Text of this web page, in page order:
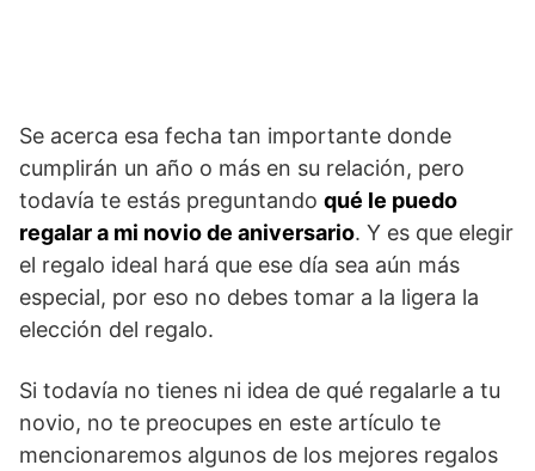
Se acerca esa fecha tan importante donde
cumplirán un año o más en su relación, pero
todavía te estás preguntando qué le puedo
regalar a mi novio de aniversario. Y es que elegir
el regalo ideal hará que ese día sea aún más
especial, por eso no debes tomar a la ligera la
elección del regalo.
Si todavía no tienes ni idea de qué regalarle a tu
novio, no te preocupes en este artículo te
mencionaremos algunos de los mejores regalos